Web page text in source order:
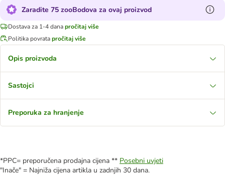
Zaradite 75 zooBodova za ovaj proizvod
Dostava za 1-4 danapročitaj više
Politika povratapročitaj više
Opis proizvoda
Sastojci
Preporuka za hranjenje
*PPC= preporučena prodajna cijena ** Posebni uvjeti
"Inače" = Najniža cijena artikla u zadnjih 30 dana.